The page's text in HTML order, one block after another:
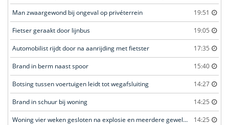
Man zwaargewond bij ongeval op privéterrein 19:51
Fietser geraakt door lijnbus 19:05
Automobilist rijdt door na aanrijding met fietster 17:35
Brand in berm naast spoor 15:40
Botsing tussen voertuigen leidt tot wegafsluiting 14:27
Brand in schuur bij woning 14:25
Woning vier weken gesloten na explosie en meerdere geweldsincidenten 14:25